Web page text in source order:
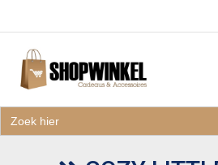
naar:
Zoek
naar: